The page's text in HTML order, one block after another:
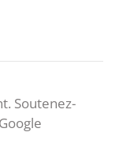
Soutenez-